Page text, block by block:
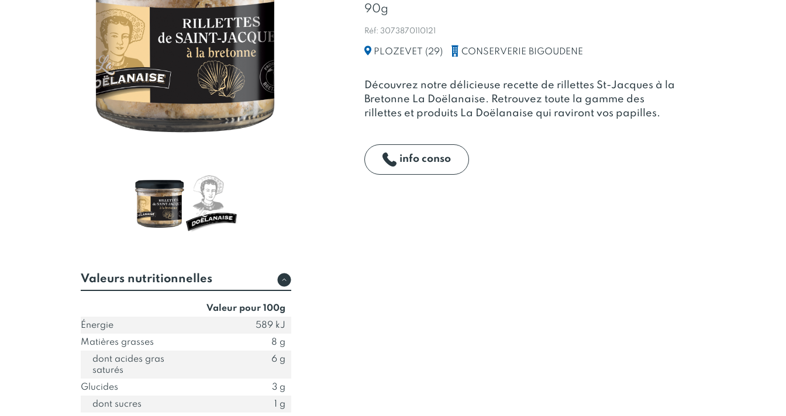
Valeurs nutritionnelles
Valeur pour 100g
Énergie
589 kJ
Matières grasses
8 g
dont acides gras
saturés
6 g
Glucides
3 g
dont sucres
1 g
90g
Réf: 3073870110121
PLOZEVET (29) CONSERVERIE BIGOUDENE
Découvrez notre délicieuse recette de rillettes St-Jacques à la
Bretonne La Doëlanaise. Retrouvez toute la gamme des
rillettes et produits La Doëlanaise qui raviront vos papilles.
info conso